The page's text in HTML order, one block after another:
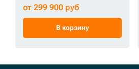
от 299 900 руб
В корзину